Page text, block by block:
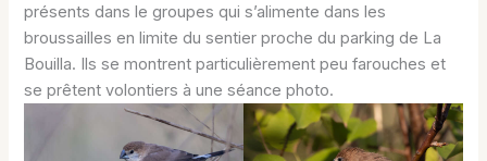
présents dans le groupes qui s’alimente dans les
broussailles en limite du sentier proche du parking de La
Bouilla. Ils se montrent particulièrement peu farouches et
se prêtent volontiers à une séance photo.